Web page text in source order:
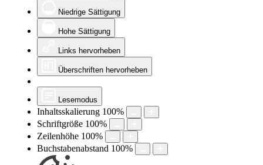
Niedrige Sättigung
Hohe Sättigung
Links hervorheben
Überschriften hervorheben
Lesemodus
Inhaltsskalierung 100%
Schriftgröße 100%
Zeilenhöhe 100%
Buchstabenabstand 100%